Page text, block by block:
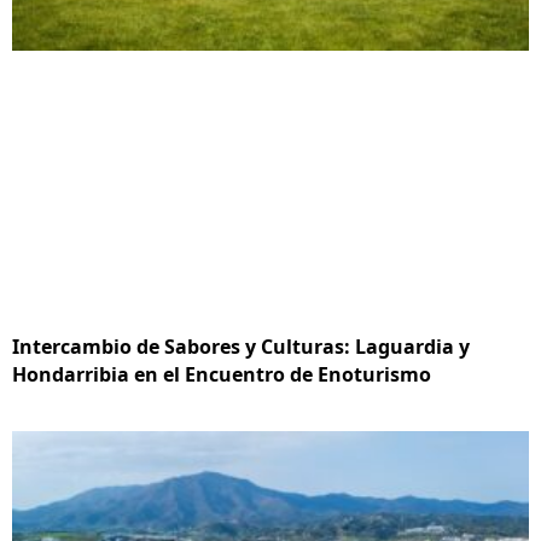
Intercambio de Sabores y Culturas: Laguardia y
Hondarribia en el Encuentro de Enoturismo